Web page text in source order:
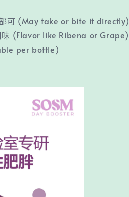
可 (May take or bite it directly)
(Flavor like Ribena or Grape)
per bottle)